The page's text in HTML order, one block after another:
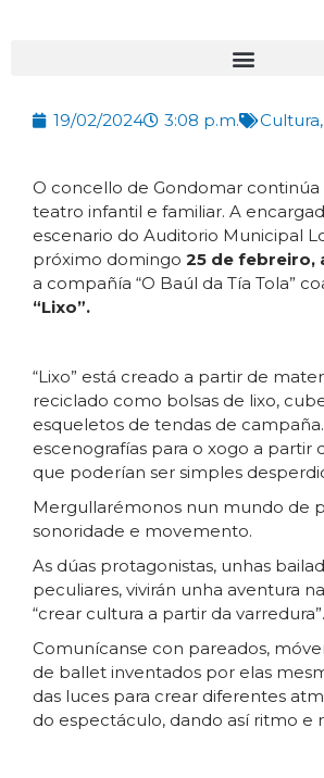
19/02/2024 3:08 p.m. Cultura,
O concello de Gondomar continúa
teatro infantil e familiar. A
escenario do Auditorio Municipal
próximo domingo 25 de febreiro,
a compañía “O Baúl da Tía Tola”
“Lixo”.
“Lixo” está creado a partir de
reciclado como bolsas de lixo,
esqueletos de tendas de
escenografías para o xogo a partir
que poderían ser simples
​Mergullarémonos nun mundo de
sonoridade e movemento.
​As dúas protagonistas, unhas
peculiares, vivirán unha aventura
“crear cultura a partir da varredura”.
​Comunícanse con pareados,
de ballet inventados por elas
das luces para crear diferentes
do espectáculo, dando así ritmo e